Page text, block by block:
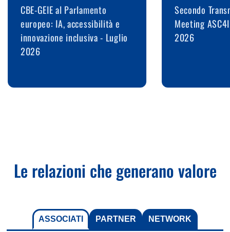
CBE-GEIE al Parlamento
europeo: IA, accessibilità e
innovazione inclusiva - Luglio
2026
Secondo
Meeting
2026
Le relazioni che generano valore
ASSOCIATI PARTNER NETWORK